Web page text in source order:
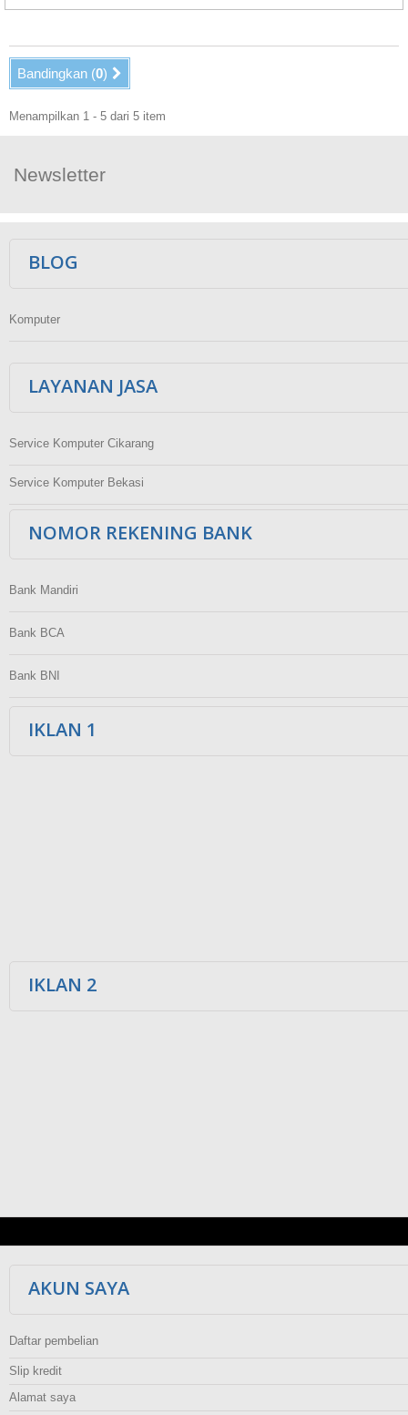
Bandingkan (0)
Menampilkan 1 - 5 dari 5 item
Newsletter
BLOG
Komputer
LAYANAN JASA
Service Komputer Cikarang
Service Komputer Bekasi
NOMOR REKENING BANK
Bank Mandiri
Bank BCA
Bank BNI
IKLAN 1
IKLAN 2
AKUN SAYA
Daftar pembelian
Slip kredit
Alamat saya